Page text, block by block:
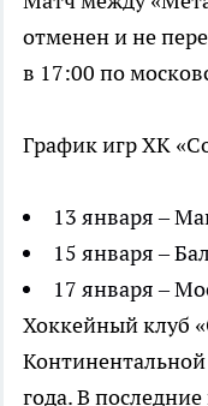
отменен и не
в 17:00 по
График игр ХК
13 января –
15 января –
17 января –
Хоккейный клуб
года. В